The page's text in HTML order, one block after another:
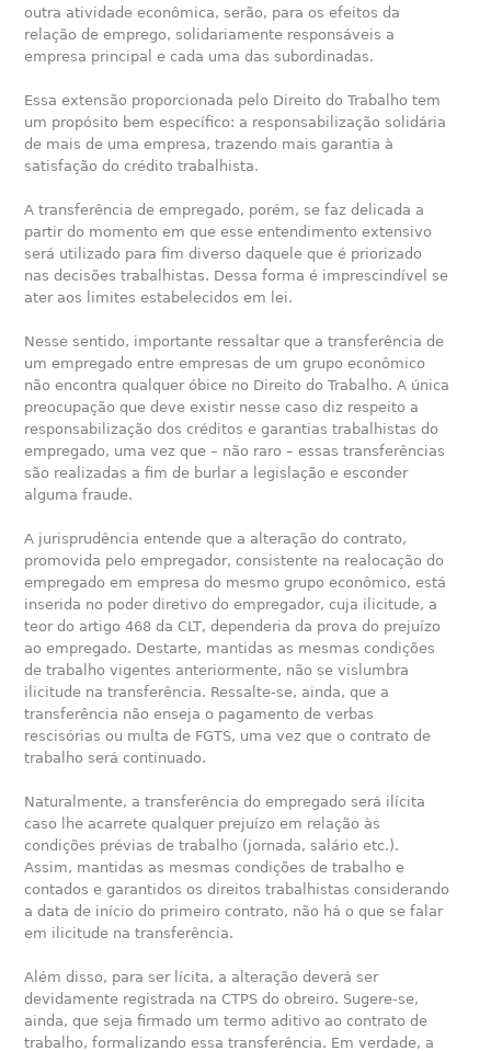
outra atividade econômica, serão, para os efeitos da
relação de emprego, solidariamente responsáveis a
empresa principal e cada uma das subordinadas.
Essa extensão proporcionada pelo Direito do Trabalho tem
um propósito bem específico: a responsabilização solidária
de mais de uma empresa, trazendo mais garantia à
satisfação do crédito trabalhista.
A transferência de empregado, porém, se faz delicada a
partir do momento em que esse entendimento extensivo
será utilizado para fim diverso daquele que é priorizado
nas decisões trabalhistas. Dessa forma é imprescindível se
ater aos limites estabelecidos em lei.
Nesse sentido, importante ressaltar que a transferência de
um empregado entre empresas de um grupo econômico
não encontra qualquer óbice no Direito do Trabalho. A única
preocupação que deve existir nesse caso diz respeito a
responsabilização dos créditos e garantias trabalhistas do
empregado, uma vez que – não raro – essas transferências
são realizadas a fim de burlar a legislação e esconder
alguma fraude.
A jurisprudência entende que a alteração do contrato,
promovida pelo empregador, consistente na realocação do
empregado em empresa do mesmo grupo econômico, está
inserida no poder diretivo do empregador, cuja ilicitude, a
teor do artigo 468 da CLT, dependeria da prova do prejuízo
ao empregado. Destarte, mantidas as mesmas condições
de trabalho vigentes anteriormente, não se vislumbra
ilicitude na transferência. Ressalte-se, ainda, que a
transferência não enseja o pagamento de verbas
rescisórias ou multa de FGTS, uma vez que o contrato de
trabalho será continuado.
Naturalmente, a transferência do empregado será ilícita
caso lhe acarrete qualquer prejuízo em relação às
condições prévias de trabalho (jornada, salário etc.).
Assim, mantidas as mesmas condições de trabalho e
contados e garantidos os direitos trabalhistas considerando
a data de início do primeiro contrato, não há o que se falar
em ilicitude na transferência.
Além disso, para ser lícita, a alteração deverá ser
devidamente registrada na CTPS do obreiro. Sugere-se,
ainda, que seja firmado um termo aditivo ao contrato de
trabalho, formalizando essa transferência. Em verdade, a